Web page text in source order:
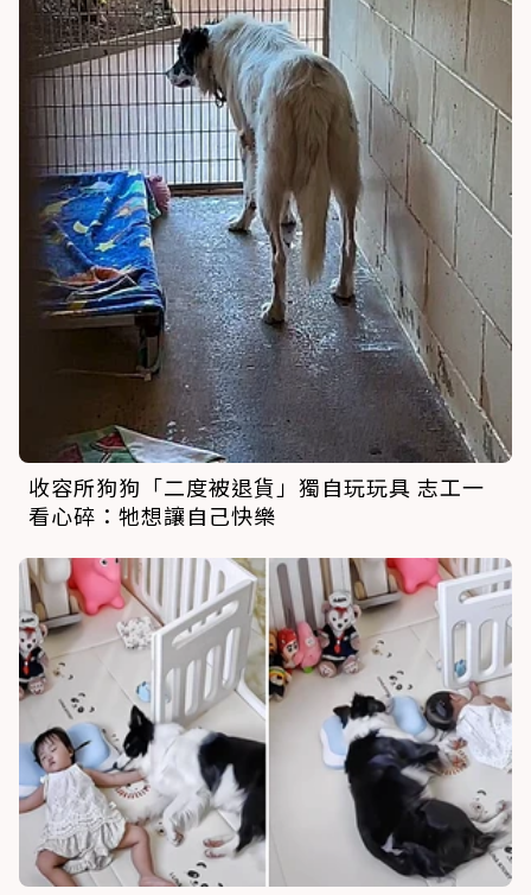
收容所狗狗「二度被退貨」獨自玩玩具 志工一
看心碎：牠想讓自己快樂